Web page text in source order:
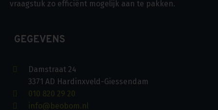
vraagstuk zo efficiënt mogelijk aan te pakken.
GEGEVENS
Damstraat 24
3371 AD Hardinxveld-Giessendam
010 820 29 20
info@beobom.nl